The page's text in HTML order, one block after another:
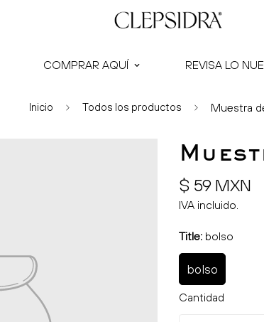
COMPRAR AQUÍ REVISA LO
Inicio Todos los productos Muestra
Precio
regular
$ 59 MXN
IVA incluido.
Title: bolso
bolso
Cantidad